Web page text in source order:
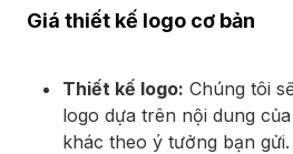
Giá thiết kế logo cơ bản
Thiết kế logo: Chúng tôi
logo dựa trên nội dung
khác theo ý tưởng bạn